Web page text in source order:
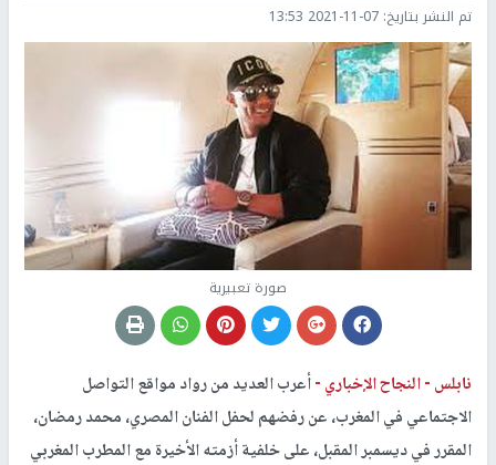
تم النشر بتاريخ: 2021-11-07 13:53
صورة تعبيرية
نابلس -النجاح الإخباري -أعرب العديد من رواد مواقع التواصل
الاجتماعي في المغرب، عن رفضهم لحفل الفنان المصري، محمد رمضان،
المقرر في ديسمبر المقبل، على خلفية أزمته الأخيرة مع المطرب المغربي